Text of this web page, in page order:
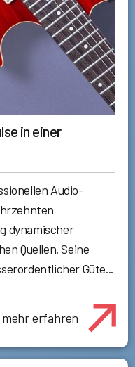
in einer
Audio-
dynamischer
Quellen. Seine
Güte...
mehr erfahren